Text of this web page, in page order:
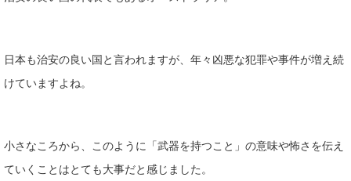
日本も治安の良い国と言われますが、年々凶悪な犯罪や事件が増え続
けていますよね。
小さなころから、このように「武器を持つこと」の意味や怖さを伝え
ていくことはとても大事だと感じました。